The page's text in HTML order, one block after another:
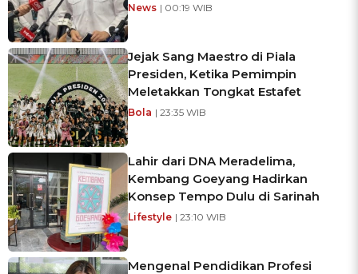
News | 00:19 WIB
Jejak Sang Maestro di Piala
Presiden, Ketika Pemimpin
Meletakkan Tongkat Estafet
Bola | 23:35 WIB
Lahir dari DNA Meradelima,
Kembang Goeyang Hadirkan
Konsep Tempo Dulu di Sarinah
Lifestyle | 23:10 WIB
Mengenal Pendidikan Profesi